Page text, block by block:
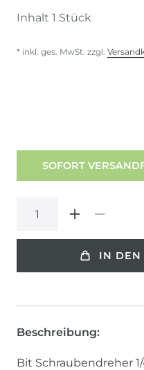
Inhalt 1 Stück
* inkl. ges. MwSt. zzgl.
SOFORT
IN DEN
Beschreibung:
Bit Schraubendreher